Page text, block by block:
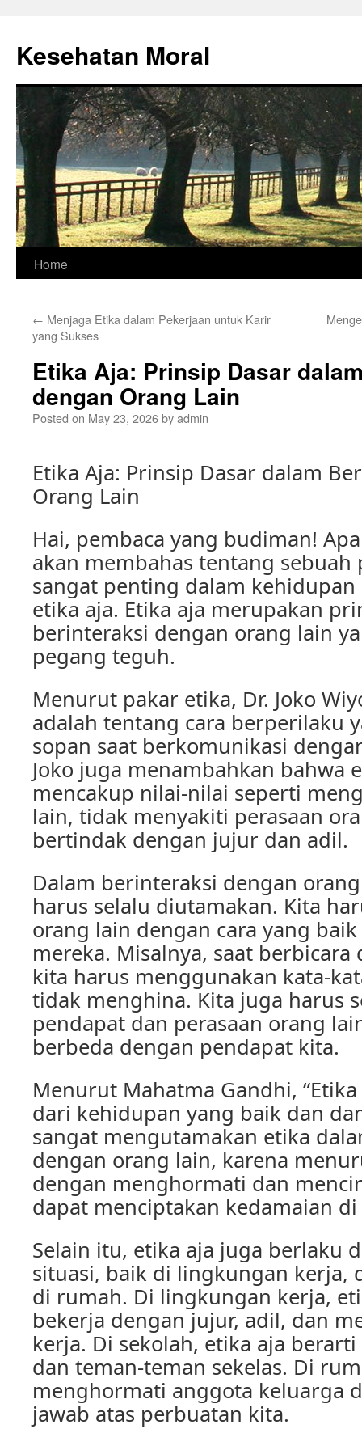
content
Kesehatan Moral
Home
← Menjaga Etika dalam Pekerjaan untuk Karir
yang Sukses
Etika Aja: Prinsip Dasar
dengan Orang Lain
Posted on May 23, 2026byadmin
Etika Aja: Prinsip Dasar dalam
Orang Lain
Hai, pembaca yang budiman!
akan membahas tentang
sangat penting dalam
etika aja. Etika aja merupakan
berinteraksi dengan orang lain
pegang teguh.
Menurut pakar etika, Dr. Joko
adalah tentang cara berperilaku
sopan saat berkomunikasi
Joko juga menambahkan bahwa
mencakup nilai-nilai seperti
lain, tidak menyakiti perasaan
bertindak dengan jujur dan adil.
Dalam berinteraksi dengan
harus selalu diutamakan. Kita
orang lain dengan cara yang
mereka. Misalnya, saat
kita harus menggunakan kata-
tidak menghina. Kita juga harus
pendapat dan perasaan orang
berbeda dengan pendapat kita.
Menurut Mahatma Gandhi,
dari kehidupan yang baik dan
sangat mengutamakan etika
dengan orang lain, karena
dengan menghormati dan
dapat menciptakan kedamaian
Selain itu, etika aja juga berlaku
situasi, baik di lingkungan kerja,
di rumah. Di lingkungan kerja,
bekerja dengan jujur, adil, dan
kerja. Di sekolah, etika aja
dan teman-teman sekelas. Di
menghormati anggota keluarga
jawab atas perbuatan kita.